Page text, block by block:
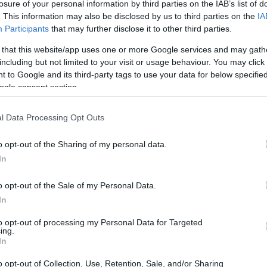
of your personal information by third parties on the IAB’s list of
This information may also be disclosed by us to third parties on the
Participants that may further disclose it to other third parties.
that this website/app uses one or more Google services and may
but not limited to your visit or usage behaviour. You may
to Google and its third-party tags to use your data for below
consent section.
Data Processing Opt Outs
opt-out of the Sharing of my personal data.
opt-out of the Sale of my Personal Data.
opt-out of processing my Personal Data for Targeted
opt-out of Collection, Use, Retention, Sale, and/or Sharing
nel calcio
molte squadre di calcio, un’occasione per riunire
Tuttavia, come ha recentemente rivelato
questo evento può essere visto sotto diverse
per rafforzare i legami all’interno della
momento di stress e pressione, specialmente in
professionistico.
un aneddoto che mette in luce le
il bene che si vuole al mondo del calcio, non è che
ha affermato. Questo commento suggerisce che,
possono sentirsi a disagio in queste